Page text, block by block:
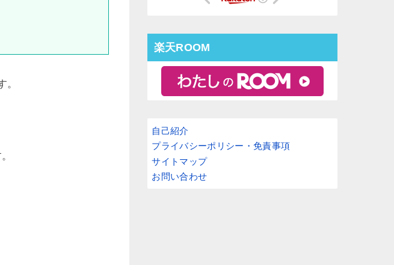
楽天ROOM
自己紹介
プライバシーポリシー・免責事項
サイトマップ
お問い合わせ